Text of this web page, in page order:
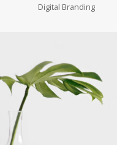
Digital Branding